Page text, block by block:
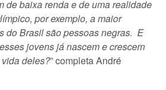
de baixa renda e de uma realidade
por exemplo, a maior
do Brasil são pessoas negras. E
jovens já nascem e crescem
deles?” completa André